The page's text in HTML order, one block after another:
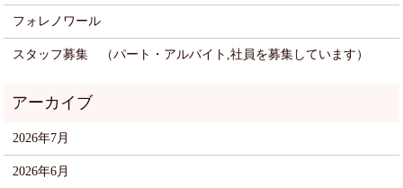
フォレノワール
スタッフ募集 （パート・アルバイト,社員を募集しています）
2026年7月
2026年6月